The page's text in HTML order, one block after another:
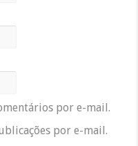
por e-mail.
por e-mail.